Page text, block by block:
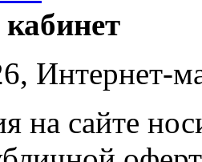
Интернет-
на сайте